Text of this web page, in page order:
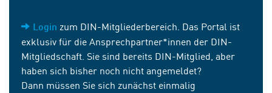
Login zum DIN-Mitgliederbereich. Das Portal ist
exklusiv für die Ansprechpartner*innen der DIN-
Mitgliedschaft. Sie sind bereits DIN-Mitglied, aber
haben sich bisher noch nicht angemeldet?
Dann müssen Sie sich zunächst einmalig